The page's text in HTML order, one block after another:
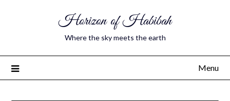
Horizon of Habibah
Where the sky meets the earth
Menu